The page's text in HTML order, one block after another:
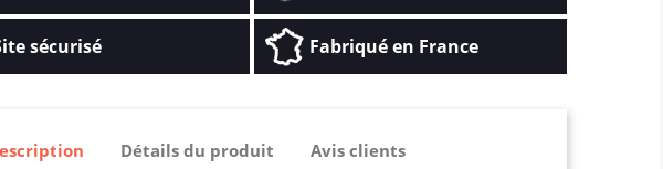
sécurisé Fabriqué en France
Détails du produit Avis clients